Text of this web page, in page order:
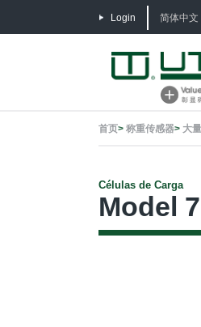
Login 简体中文
首页> 称重传感器> 大
Células de Carga
Model